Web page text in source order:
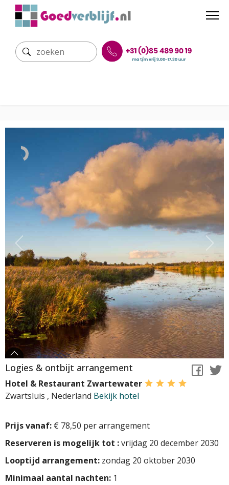
Logies & ontbijt arrangement
Hotel & Restaurant Zwartewater
Zwartsluis , Nederland Bekijk hotel
Prijs vanaf: € 78,50 per arrangement
Reserveren is mogelijk tot :vrijdag 20 december 2030
Looptijd arrangement: zondag 20 oktober 2030
Minimaal aantal nachten: 1